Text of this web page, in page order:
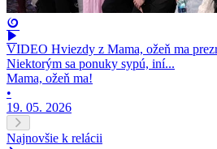
VIDEO Hviezdy z Mama, ožeň ma
Niektorým sa ponuky sypú, iní...
Mama, ožeň ma!
•
19. 05. 2026
Najnovšie k relácii